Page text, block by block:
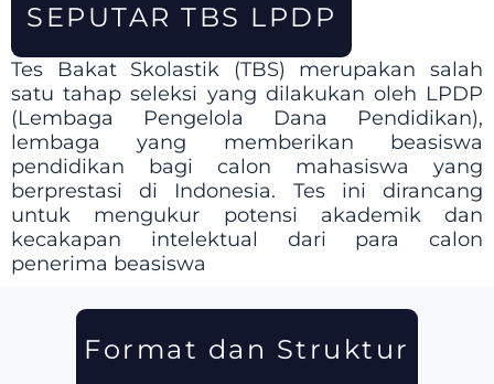
SEPUTAR TBS LPDP
Tes Bakat Skolastik (TBS) merupakan salah
satu tahap seleksi yang dilakukan oleh LPDP
(Lembaga Pengelola Dana Pendidikan),
lembaga yang memberikan beasiswa
pendidikan bagi calon mahasiswa yang
berprestasi di Indonesia. Tes ini dirancang
untuk mengukur potensi akademik dan
kecakapan intelektual dari para calon
penerima beasiswa
Format dan Struktur